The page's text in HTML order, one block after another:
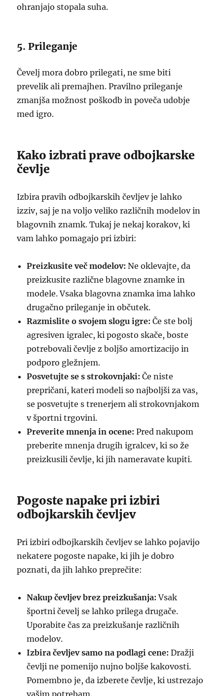
ohranjajo stopala suha.
5. Prileganje
Čevelj mora dobro prilegati, ne sme biti
prevelik ali premajhen. Pravilno prileganje
zmanjša možnost poškodb in poveča udobje
med igro.
Kako izbrati prave odbojkarske
čevlje
Izbira pravih odbojkarskih čevljev je lahko
izziv, saj je na voljo veliko različnih modelov in
blagovnih znamk. Tukaj je nekaj korakov, ki
vam lahko pomagajo pri izbiri:
Preizkusite več modelov: Ne oklevajte, da
preizkusite različne blagovne znamke in
modele. Vsaka blagovna znamka ima lahko
drugačno prileganje in občutek.
Razmislite o svojem slogu igre: Če ste bolj
agresiven igralec, ki pogosto skače, boste
potrebovali čevlje z boljšo amortizacijo in
podporo gležnjem.
Posvetujte se s strokovnjaki: Če niste
prepričani, kateri modeli so najboljši za vas,
se posvetujte s trenerjem ali strokovnjakom
v športni trgovini.
Preverite mnenja in ocene: Pred nakupom
preberite mnenja drugih igralcev, ki so že
preizkusili čevlje, ki jih nameravate kupiti.
Pogoste napake pri izbiri
odbojkarskih čevljev
Pri izbiri odbojkarskih čevljev se lahko pojavijo
nekatere pogoste napake, ki jih je dobro
poznati, da jih lahko preprečite:
Nakup čevljev brez preizkušanja: Vsak
športni čevelj se lahko prilega drugače.
Uporabite čas za preizkušanje različnih
modelov.
Izbira čevljev samo na podlagi cene: Dražji
čevlji ne pomenijo nujno boljše kakovosti.
Pomembno je, da izberete čevlje, ki ustrezajo
vašim potrebam.